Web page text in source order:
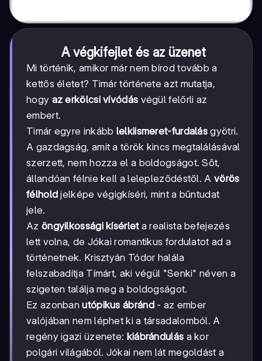
A végkifejlet és az üzenet
Mi történik, amikor már nem bírod tovább a
kettős életet? Timár története azt mutatja,
hogy az erkölcsi vívódás végül felőrli az
embert.
Timár egyre inkább lelkiismeret-furdalás gyötri.
A gazdagság, amit a török kincs megtalálásával
szerzett, nem hozza el a boldogságot. Sőt,
állandóan félnie kell a lelepleződéstől. A vörös
félhold jelképe végigkíséri, mint a bűntudat
jele.
Az öngyilkossági kísérleta realista befejezés
lett volna, de Jókai romantikus fordulatot ad a
történetnek. Krisztyán Tódor halála
felszabadítja Tímárt, aki végül "Senki" néven a
szigeten találja meg a boldogságot.
Ez azonbanutópikus ábránd- az ember
valójában nem léphet ki a társadalomból. A
regény igazi üzenete: kiábrándulás a kor
polgári világából. Jókai nem lát megoldást a